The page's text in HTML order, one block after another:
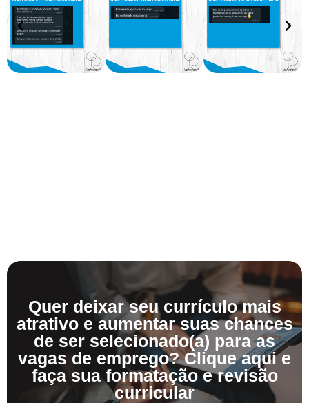
Quer deixar seu currículo mais
atrativo e aumentar suas chances
de ser selecionado(a) para as
vagas de emprego? Clique aqui e
faça sua formatação e revisão
curricular